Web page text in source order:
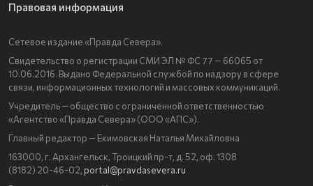
Правовая информация
Сетевое издание «Правда Севера».
Свидетельство о регистрации СМИ ЭЛ № ФС 77 — 66065 от
10.06.2016. Выдано Федеральной службой по надзору в сфере
связи, информационных технологий и массовых коммуникаций.
Учредитель — общество с ограниченной ответственностью
«Агентство «Правда Севера» (ООО «АПС»).
Главный редактор — Екимовская Наталья Михайловна
163000, г. Архангельск, Троицкий пр-т, д. 52, оф. 1308
(8182) 20-46-02, portal@pravdasevera.ru